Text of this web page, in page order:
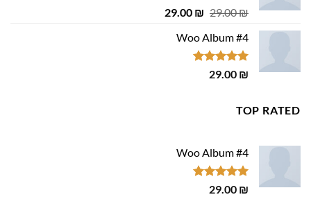
דורג4.75
29.00₪
המחיר
היה:
29.00 ₪.
29.00 ₪
המחיר
Woo Album #4
דורג5.00
29.00 ₪
TOP RATED
Woo Album #4
דורג5.00
29.00 ₪